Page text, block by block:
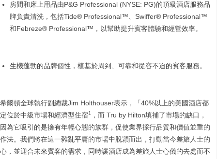
房間和床上用品由P&G Professional (NYSE: PG)的頂級酒店服務品
牌負責清洗，包括Tide® Professional™、Swiffer® Professional™
和Febreze® Professional™，以幫助提升賓客體驗和經營效率。
生機蓬勃的品牌個性，植基於周到、可靠和從容不迫的賓客服務。
希爾頓全球執行副總裁Jim Holthouser表示，「40%以上的美國酒店都
定位於中級市場和經濟型住宿1
，而 Tru by Hilton填補了市場的缺口，
因為它吸引的是擁有年輕心態的族群，促使業界採行品質和價值並重的
作法。我們將在這一雜亂平庸的市場中脫穎而出，打動當今差旅人士的
心，並迎合未來賓客的需求，同時讓酒店成為差旅人士心儀的去處而不